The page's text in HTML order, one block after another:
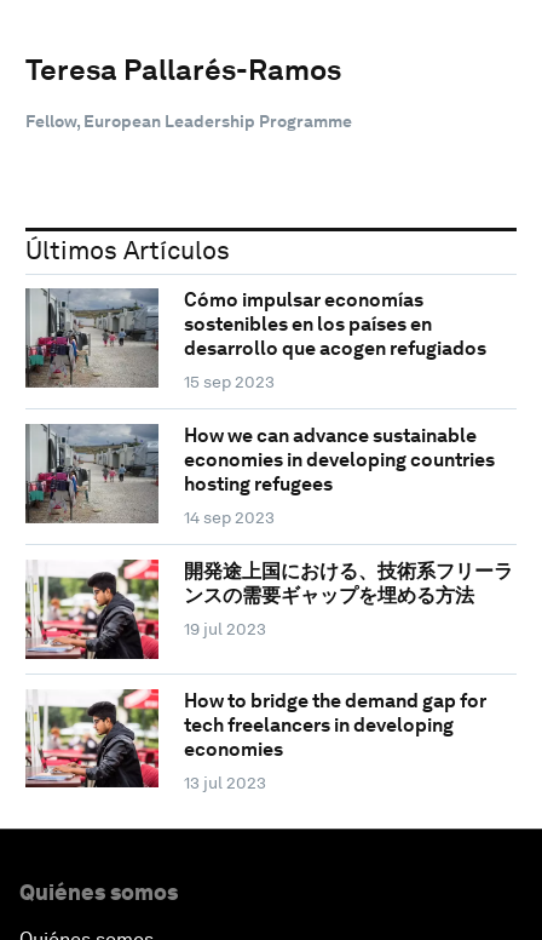
Teresa Pallarés-Ramos
Fellow, European Leadership Programme
Últimos Artículos
Cómo impulsar economías
sostenibles en los países en
desarrollo que acogen refugiados
15 sep 2023
How we can advance sustainable
economies in developing countries
hosting refugees
14 sep 2023
開発途上国における、技術系フリーラ
ンスの需要ギャップを埋める方法
19 jul 2023
How to bridge the demand gap for
tech freelancers in developing
economies
13 jul 2023
Quiénes somos